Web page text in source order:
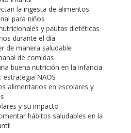
la ingesta de alimentos
para niños
y pautas dietéticas
durante el día
de manera saludable
de comidas
buena nutrición en la infancia
estrategia NAOS
alimentarios en escolares y
y su impacto
hábitos saludables en la